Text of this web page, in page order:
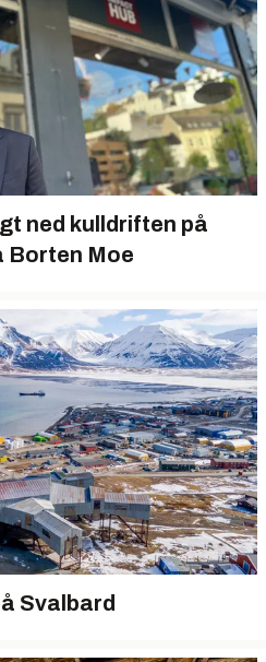
ned kulldriften på
Borten Moe
Svalbard